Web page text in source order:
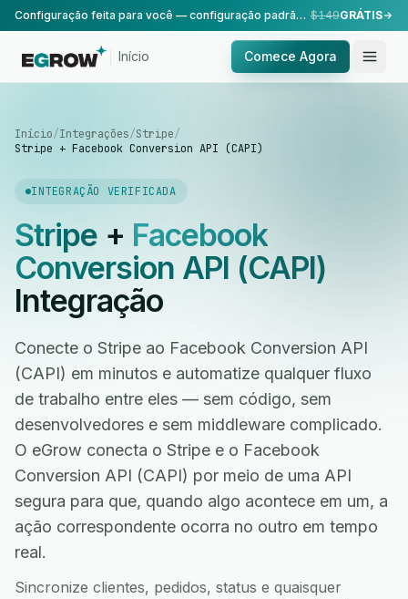
Configuração feita para você — configuração padrão, realizada pela nossa equipe. $149GRÁTIS
Início Comece Agora
Início/Integrações/Stripe/
Stripe + Facebook Conversion API (CAPI)
INTEGRAÇÃO VERIFICADA
Stripe+ Facebook
Conversion API (CAPI)
Integração
Conecte o Stripe ao Facebook Conversion API
(CAPI) em minutos e automatize qualquer fluxo
de trabalho entre eles — sem código, sem
desenvolvedores e sem middleware complicado.
O eGrow conecta o Stripe e o Facebook
Conversion API (CAPI) por meio de uma API
segura para que, quando algo acontece em um, a
ação correspondente ocorra no outro em tempo
real.
Sincronize clientes, pedidos, status e quaisquer